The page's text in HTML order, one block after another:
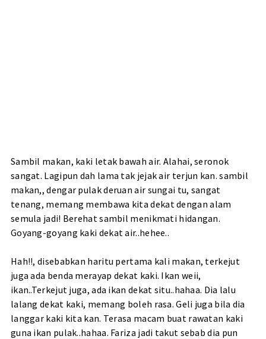
Sambil makan, kaki letak bawah air. Alahai, seronok
sangat. Lagipun dah lama tak jejak air terjun kan. sambil
makan,, dengar pulak deruan air sungai tu, sangat
tenang, memang membawa kita dekat dengan alam
semula jadi! Berehat sambil menikmati hidangan.
Goyang-goyang kaki dekat air..hehee..
Hah!!, disebabkan haritu pertama kali makan, terkejut
juga ada benda merayap dekat kaki. Ikan weii,
ikan..Terkejut juga, ada ikan dekat situ..hahaa. Dia lalu
lalang dekat kaki, memang boleh rasa. Geli juga bila dia
langgar kaki kita kan. Terasa macam buat rawatan kaki
guna ikan pulak..hahaa. Fariza jadi takut sebab dia pun